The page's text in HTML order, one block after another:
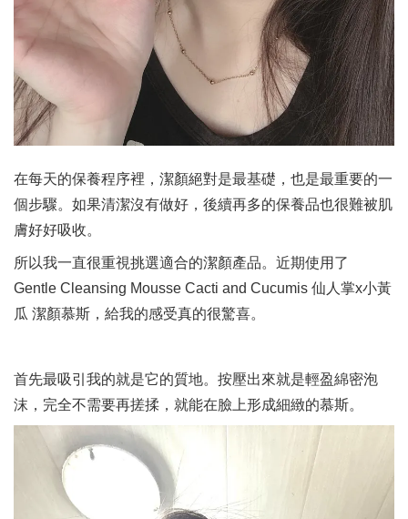
在每天的保養程序裡，潔顏絕對是最基礎，也是最重要的一
個步驟。如果清潔沒有做好，後續再多的保養品也很難被肌
膚好好吸收。
所以我一直很重視挑選適合的潔顏產品。近期使用了
Gentle Cleansing Mousse Cacti and Cucumis 仙人掌x小黃
瓜 潔顏慕斯，給我的感受真的很驚喜。
首先最吸引我的就是它的質地。按壓出來就是輕盈綿密泡
沫，完全不需要再搓揉，就能在臉上形成細緻的慕斯。